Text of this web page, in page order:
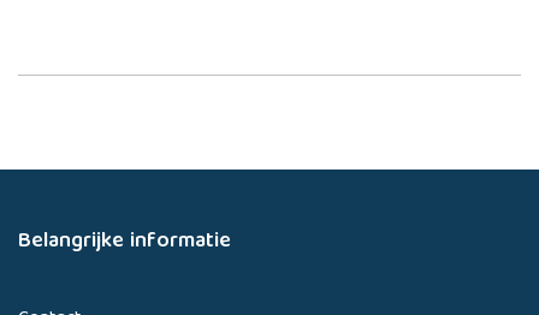
Belangrijke informatie